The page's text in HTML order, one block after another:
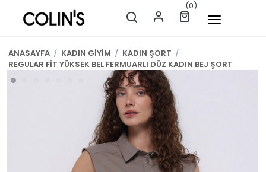
(0)
ANASAYFA / KADIN GİYİM / KADIN ŞORT /
REGULAR FİT YÜKSEK BEL FERMUARLI DÜZ KADIN BEJ ŞORT